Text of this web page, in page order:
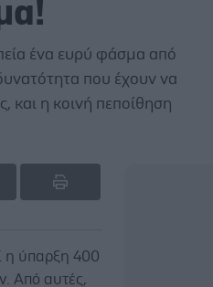
ένα ευρύ φάσμα από
δυνατότητα που έχουν να
και η κοινή πεποίθηση
η ύπαρξη 400
Από αυτές,